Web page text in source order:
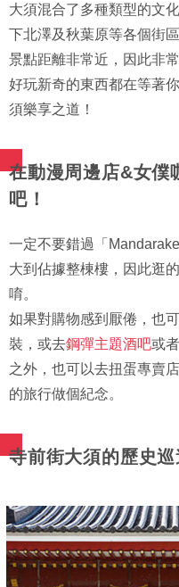
大須混合了多種類型的文
下北澤及秋葉原等各個街
景點距離非常近，因此非
好玩新奇的東西都在等著
須樂享之道！
在動漫周邊店&女僕
吧！
一定不要錯過「
大到佔據整棟樓，因此逛
唷。
如果對購物感到厭倦，也
裝，或去鋼彈主題酒吧或
之外，也可以去扭蛋專賣
的旅行做個紀念。
寺前街大須的歷史巡